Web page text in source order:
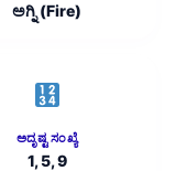
ಅಗ್ನಿ (Fire)
ಅದೃಷ್ಟ ಸಂಖ್ಯೆ
1, 5, 9